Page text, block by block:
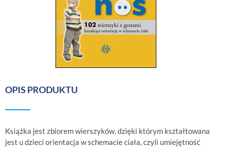
OPIS PRODUKTU
Książka jest zbiorem wierszyków, dzięki którym kształtowana
jest u dzieci orientacja w schemacie ciała, czyli umiejętność